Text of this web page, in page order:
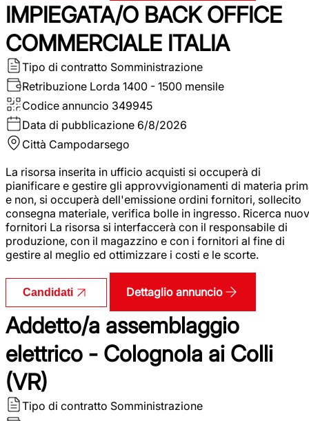
IMPIEGATA/O BACK OFFICE
COMMERCIALE ITALIA
Tipo di contratto Somministrazione
Retribuzione Lorda 1400 - 1500 mensile
Codice annuncio 349945
Data di pubblicazione 6/8/2026
Città Campodarsego
La risorsa inserita in ufficio acquisti si occuperà di
pianificare e gestire gli approvvigionamenti di materia
e non, si occuperà dell'emissione ordini fornitori, sollecito
consegna materiale, verifica bolle in ingresso. Ricerca
fornitori La risorsa si interfaccerà con il responsabile di
produzione, con il magazzino e con i fornitori al fine di
gestire al meglio ed ottimizzare i costi e le scorte.
Candidati Dettaglio annuncio
Addetto/a assemblaggio
elettrico - Colognola ai Colli
(VR)
Tipo di contratto Somministrazione